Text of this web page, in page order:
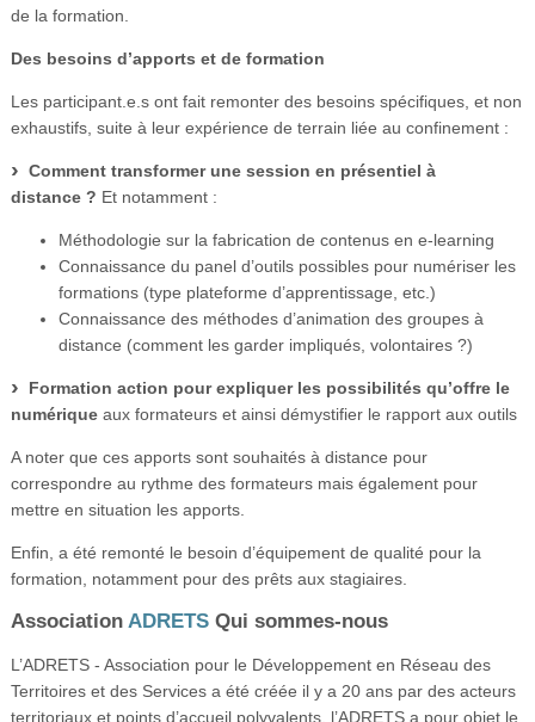
de la formation.
Des besoins d’apports et de formation
Les participant.e.s ont fait remonter des besoins spécifiques, et non
exhaustifs, suite à leur expérience de terrain liée au confinement :
Comment transformer une session en présentiel à
distance ? Et notamment :
Méthodologie sur la fabrication de contenus en e-learning
Connaissance du panel d’outils possibles pour numériser les
formations (type plateforme d’apprentissage, etc.)
Connaissance des méthodes d’animation des groupes à
distance (comment les garder impliqués, volontaires ?)
Formation action pour expliquer les possibilités qu’offre le
numériqueaux formateurs et ainsi démystifier le rapport aux outils
A noter que ces apports sont souhaités à distance pour
correspondre au rythme des formateurs mais également pour
mettre en situation les apports.
Enfin, a été remonté le besoin d’équipement de qualité pour la
formation, notamment pour des prêts aux stagiaires.
Association ADRETSQui sommes-nous
L’ADRETS - Association pour le Développement en Réseau des
Territoires et des Services a été créée il y a 20 ans par des acteurs
territoriaux et points d’accueil polyvalents, l’ADRETS a pour objet le